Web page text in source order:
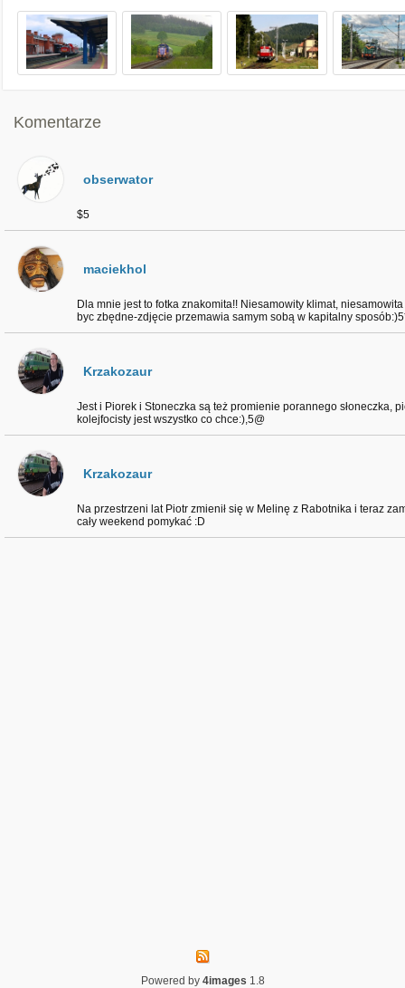
Komentarze
obserwator
$5
maciekhol
Dla mnie jest to fotka znakomita!! Niesamowity klimat,
byc zbędne-zdjęcie przemawia samym sobą w kapitalny
Krzakozaur
Jest i Piorek i Stoneczka są też promienie porannego słoneczka,
kolejfocisty jest wszystko co chce:),5@
Krzakozaur
Na przestrzeni lat Piotr zmienił się w Melinę z Rabotnika i teraz
cały weekend pomykać :D
Powered by 4images 1.8